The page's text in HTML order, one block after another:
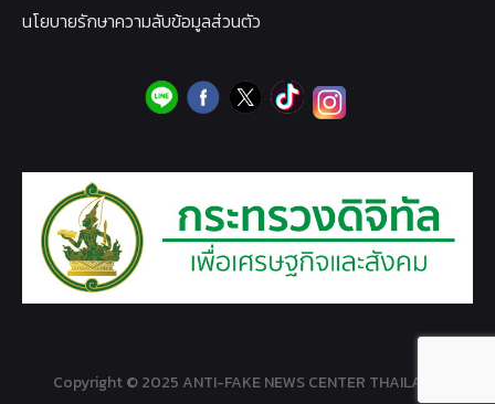
นโยบายรักษาความลับข้อมูลส่วนตัว
Copyright © 2025 ANTI-FAKE NEWS CENTER THAILAND